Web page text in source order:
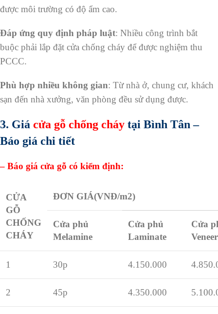
được môi trường có độ ẩm cao.
Đáp ứng quy định pháp luật: Nhiều công trình bắt
buộc phải lắp đặt cửa chống cháy để được nghiệm thu
PCCC.
Phù hợp nhiều không gian: Từ nhà ở, chung cư, khách
sạn đến nhà xưởng, văn phòng đều sử dụng được.
3. Giá cửa gỗ chống cháy tại Bình Tân –
Báo giá chi tiết
– Báo giá cửa gỗ có kiểm định:
CỬA
GỖ
CHỐNG
CHÁY
ĐƠN GIÁ(VNĐ/m2)
Cửa phủ
Melamine
Cửa phủ
Laminate
Cửa
Veneer
1 30p 4.150.000
2 45p 4.350.000